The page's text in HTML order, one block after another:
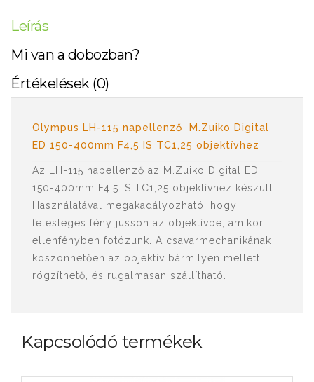
Leírás
Mi van a dobozban?
Értékelések (0)
Olympus LH-115 napellenző M.Zuiko Digital
ED 150-400mm F4,5 IS TC1,25 objektívhez
Az LH-115 napellenző az M.Zuiko Digital ED
150-400mm F4,5 IS TC1,25 objektívhez készült.
Használatával megakadályozható, hogy
felesleges fény jusson az objektívbe, amikor
ellenfényben fotózunk. A csavarmechanikának
köszönhetően az objektív bármilyen mellett
rögzíthető, és rugalmasan szállítható.
Kapcsolódó termékek